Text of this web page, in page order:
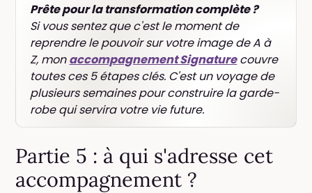
Prête pour la transformation complète ?
Si vous sentez que c'est le moment de
reprendre le pouvoir sur votre image de A à
Z, monaccompagnement Signaturecouvre
toutes ces 5 étapes clés. C'est un voyage de
plusieurs semaines pour construire la garde-
robe qui servira votre vie future.
Partie 5 : à qui s'adresse cet
accompagnement ?